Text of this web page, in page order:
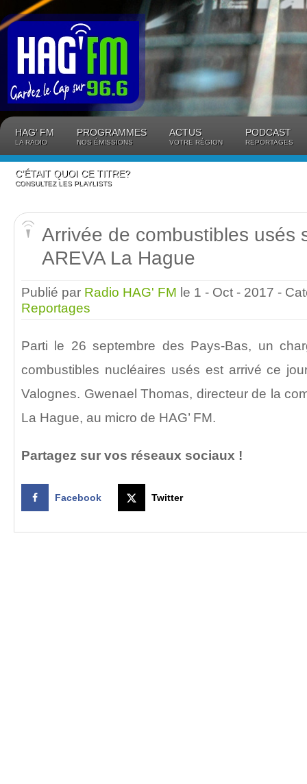
HAG’ FM
LA RADIO
PROGRAMMES
NOS ÉMISSIONS
ACTUS
VOTRE RÉGION
PODCAST
REPORTAGES
C’ÉTAIT QUOI CE TITRE?
CONSULTEZ LES PLAYLISTS
Arrivée de combustibles usés
AREVA La Hague
Publié par Radio HAG' FM le 1 - Oct - 2017 -
Reportages
Parti le 26 septembre des Pays-Bas, un
combustibles nucléaires usés est arrivé ce
Valognes. Gwenael Thomas, directeur de la
La Hague, au micro de HAG’ FM.
Partagez sur vos réseaux sociaux !
Facebook Twitter
Panneau de gestion des cookies